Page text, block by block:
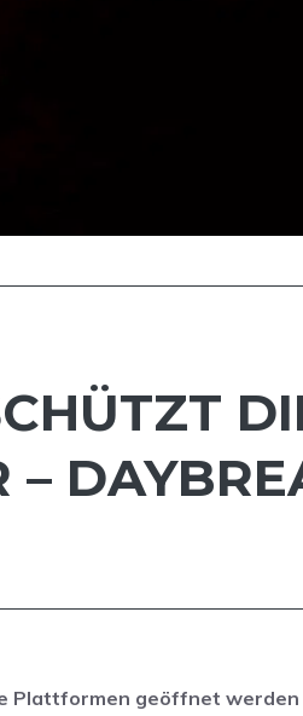
–
Plattformen geöffnet werden